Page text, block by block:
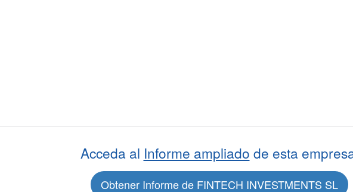
Acceda al Informe ampliado de esta
Obtener Informe de FINTECH INVESTMENTS SL